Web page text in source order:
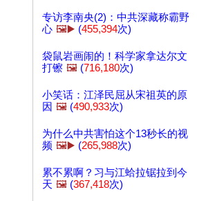
专访李南央(2)：中共深藏称霸野
心 🖼️▶️ (455,394次)
袋鼠岩画闹的！科学家拿达尔文
打镲 🖼️ (716,180次)
小笑话：江泽民屈从宋祖英的原
因 🖼️ (490,933次)
为什么中共害怕这个13秒长的视
频 🖼️▶️ (265,988次)
累不累啊？习与江蛤拉锯拉到今
天 🖼️ (367,418次)